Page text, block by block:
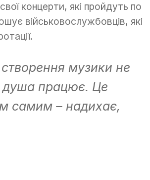
концерти, які пройдуть по
військовослужбовців, які
створення музики не
душа працює. Це
самим – надихає,